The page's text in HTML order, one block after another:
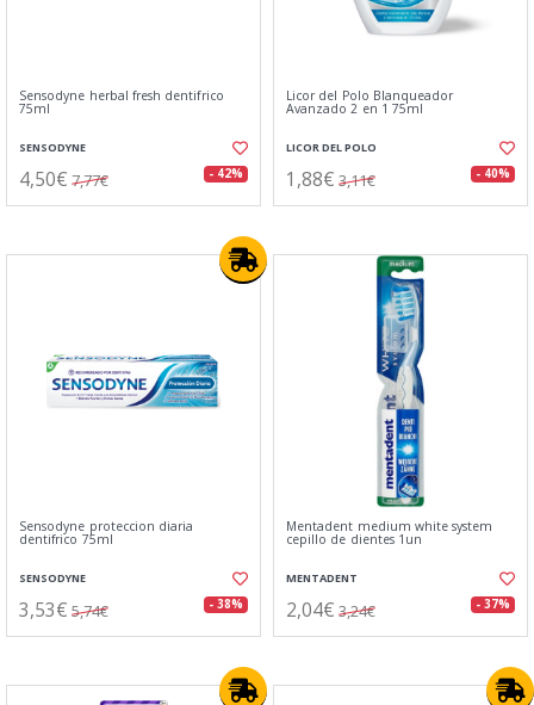
Sensodyne herbal fresh dentifrico
75ml
SENSODYNE
4,50€ 7,77€ - 42%
Licor del Polo Blanqueador
Avanzado 2 en 1 75ml
LICOR DEL POLO
1,88€ 3,11€ - 40%
Sensodyne proteccion diaria
dentifrico 75ml
SENSODYNE
3,53€ 5,74€ - 38%
Mentadent medium white system
cepillo de dientes 1un
MENTADENT
2,04€ 3,24€ - 37%